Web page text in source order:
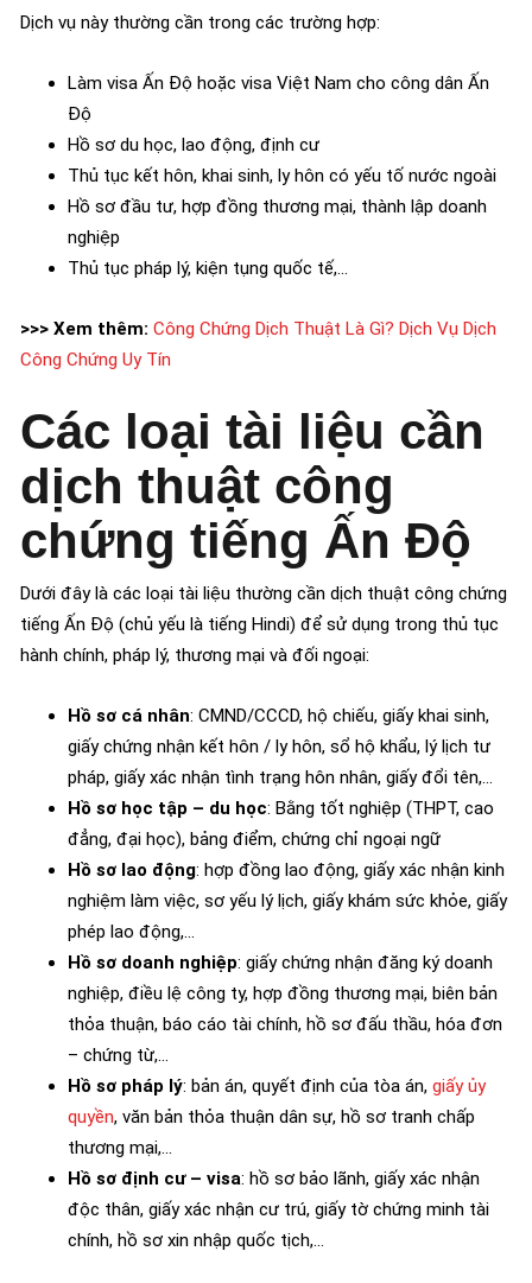
Dịch vụ này thường cần trong các trường hợp:
Làm visa Ấn Độ hoặc visa Việt Nam cho công dân Ấn
Độ
Hồ sơ du học, lao động, định cư
Thủ tục kết hôn, khai sinh, ly hôn có yếu tố nước ngoài
Hồ sơ đầu tư, hợp đồng thương mại, thành lập doanh
nghiệp
Thủ tục pháp lý, kiện tụng quốc tế,…
>>> Xem thêm: Công Chứng Dịch Thuật Là Gì​? Dịch Vụ Dịch
Công Chứng Uy Tín
Các loại tài liệu cần
dịch thuật công
chứng tiếng Ấn Độ
Dưới đây là các loại tài liệu thường cần dịch thuật công chứng
tiếng Ấn Độ (chủ yếu là tiếng Hindi) để sử dụng trong thủ tục
hành chính, pháp lý, thương mại và đối ngoại:
Hồ sơ cá nhân: CMND/CCCD, hộ chiếu, giấy khai sinh,
giấy chứng nhận kết hôn / ly hôn, sổ hộ khẩu, lý lịch tư
pháp, giấy xác nhận tình trạng hôn nhân, giấy đổi tên,…
Hồ sơ học tập – du học: Bằng tốt nghiệp (THPT, cao
đẳng, đại học), bảng điểm, chứng chỉ ngoại ngữ
Hồ sơ lao động: hợp đồng lao động, giấy xác nhận kinh
nghiệm làm việc, sơ yếu lý lịch, giấy khám sức khỏe, giấy
phép lao động,…
Hồ sơ doanh nghiệp: giấy chứng nhận đăng ký doanh
nghiệp, điều lệ công ty, hợp đồng thương mại, biên bản
thỏa thuận, báo cáo tài chính, hồ sơ đấu thầu, hóa đơn
– chứng từ,…
Hồ sơ pháp lý: bản án, quyết định của tòa án, giấy ủy
quyền, văn bản thỏa thuận dân sự, hồ sơ tranh chấp
thương mại,…
Hồ sơ định cư – visa: hồ sơ bảo lãnh, giấy xác nhận
độc thân, giấy xác nhận cư trú, giấy tờ chứng minh tài
chính, hồ sơ xin nhập quốc tịch,…